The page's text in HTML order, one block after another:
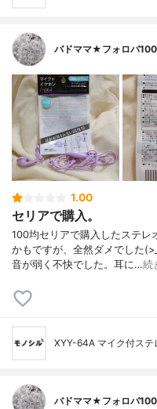
バドママ★フォロバ
1.00
セリアで購入。
100均セリアで購入したステレ
かもですが、全然ダメでした
音が弱く不快でした。耳に…続
XYY-64A マイク付ステ
バドママ★フォロバ